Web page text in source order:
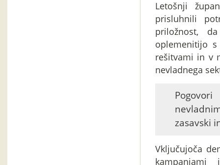
Letošnji
prisluhnili
priložnost,
oplemenitijo
rešitvami in v
nevladnega
zasavski
Vključujoča